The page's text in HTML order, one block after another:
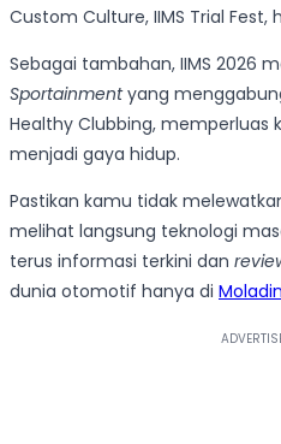
Custom Culture, IIMS Trial Fest,
Sebagai tambahan, IIMS 2026
Sportainmentyang
Healthy Clubbing,
menjadi gaya hidup.
Pastikan kamu tidak
melihat langsung teknologi
terus informasi terkini dan
dunia otomotif hanya di Moladin